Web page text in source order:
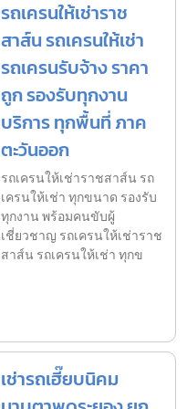
รถเครนให้เช่าราช
สาส์น รถเครนให้เช่า
รถเครนรับจ้าง ราคา
ถูก รองรับทุกงาน
บริการ ทุกพื้นที่ ภาค
ตะวันออก
รถเครนให้เช่าราชสาส์น รถ
เครนให้เช่า ทุกขนาด รองรับ
ทุกงาน พร้อมคนขับผู้
เชี่ยวชาญ รถเครนให้เช่าราช
สาส์น รถเครนให้เช่า ทุกข
เช่ารถเฮี๊ยบนิคม